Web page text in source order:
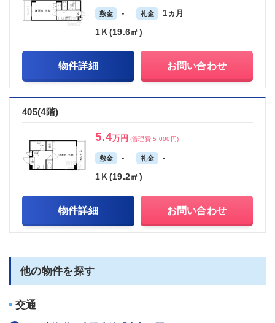
敷金 - 礼金 1ヵ月
1Ｋ(19.6㎡)
物件詳細 お問い合わせ
405(4階)
5.4万円 (管理費 5,000円)
敷金 - 礼金 -
1Ｋ(19.2㎡)
物件詳細 お問い合わせ
他の物件を探す
交通